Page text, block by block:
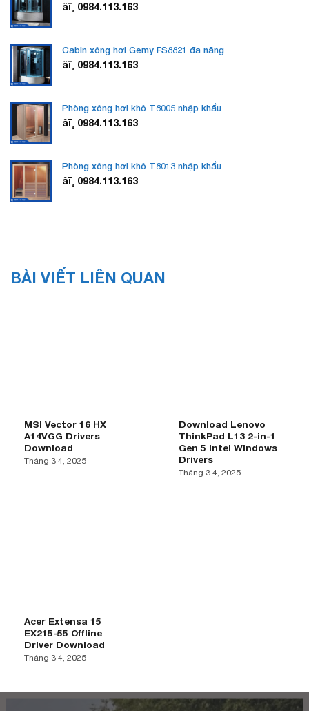
âï¸ 0984.113.163
Cabin xông hơi Gemy FS8821 đa năng
âï¸ 0984.113.163
Phòng xông hơi khô T8005 nhập khẩu
âï¸ 0984.113.163
Phòng xông hơi khô T8013 nhập khẩu
âï¸ 0984.113.163
BÀI VIẾT LIÊN QUAN
MSI Vector 16 HX
A14VGG Drivers
Download
Tháng 3 4, 2025
Download Lenovo
ThinkPad L13 2-in-1
Gen 5 Intel Windows
Drivers
Tháng 3 4, 2025
Acer Extensa 15
EX215-55 Offline
Driver Download
Tháng 3 4, 2025